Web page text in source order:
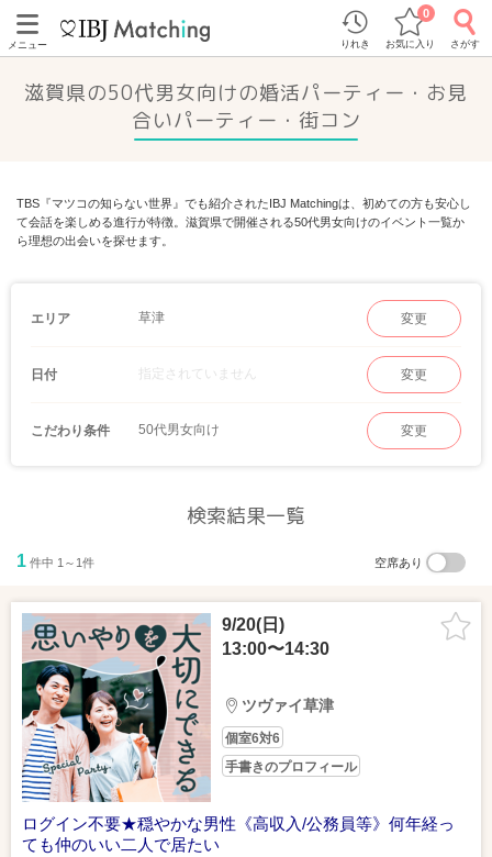
メニュー りれき お気に入り
0
さがす
滋賀県の50代男女向けの婚活パーティー・お見
合いパーティー・街コン
TBS『マツコの知らない世界』でも紹介されたIBJ Matchingは、初めての方も安心し
て会話を楽しめる進行が特徴。滋賀県で開催される50代男女向けのイベント一覧か
ら理想の出会いを探せます。
エリア 草津 変更
日付 指定されていません 変更
こだわり条件 50代男女向け 変更
検索結果一覧
1 件中 1～1件 空席あり
9/20(日)
13:00〜14:30
ツヴァイ草津
個室6対6
手書きのプロフィール
ログイン不要★穏やかな男性《高収入/公務員等》何年経っ
ても仲のいい二人で居たい